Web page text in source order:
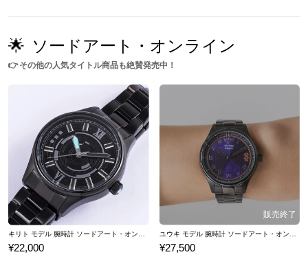
🌟 ソードアート・オンライン
👉その他の人気タイトル商品も絶賛発売中！
キリト モデル 腕時計 ソードアート・オンライン
¥22,000
ユウキ モデル 腕時計 ソードアート・オンライン
¥27,500